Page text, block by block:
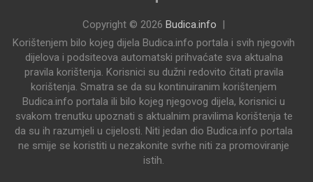
Copyright © 2026 Budica.info
Korištenjem bilo kojeg dijela Budica.info portala i svih njegovih
dijelova i podsiteova automatski prihvaćate sva aktualna
pravila korištenja. Korisnici su dužni redovito čitati pravila
korištenja. Smatra se da su kontinuiranim korištenjem
Budica.info portala ili bilo kojeg njegovog dijela, korisnici u
svakom trenutku upoznati s aktualnim pravilima korištenja te
da su ih razumjeli u cijelosti. Niti jedan dio Budica.info portala
ne smije se koristiti u nezakonite svrhe niti za promoviranje
istih.